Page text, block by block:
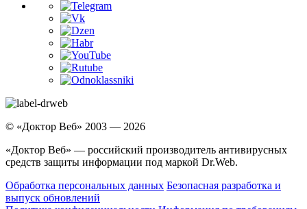
© «Доктор Веб» 2003 — 2026
«Доктор Веб» — российский производитель антивирусных
средств защиты информации под маркой Dr.Web.
Обработка персональных данных Безопасная разработка и
выпуск обновлений